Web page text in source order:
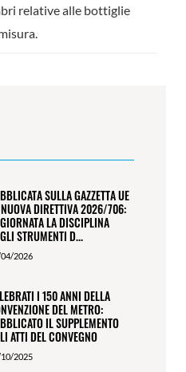
relative alle bottiglie
SULLA GAZZETTA UE
DIRETTIVA 2026/706:
LA DISCIPLINA
STRUMENTI D...
2026
I 150 ANNI DELLA
DEL METRO:
IL SUPPLEMENTO
ATTI DEL CONVEGNO
2025